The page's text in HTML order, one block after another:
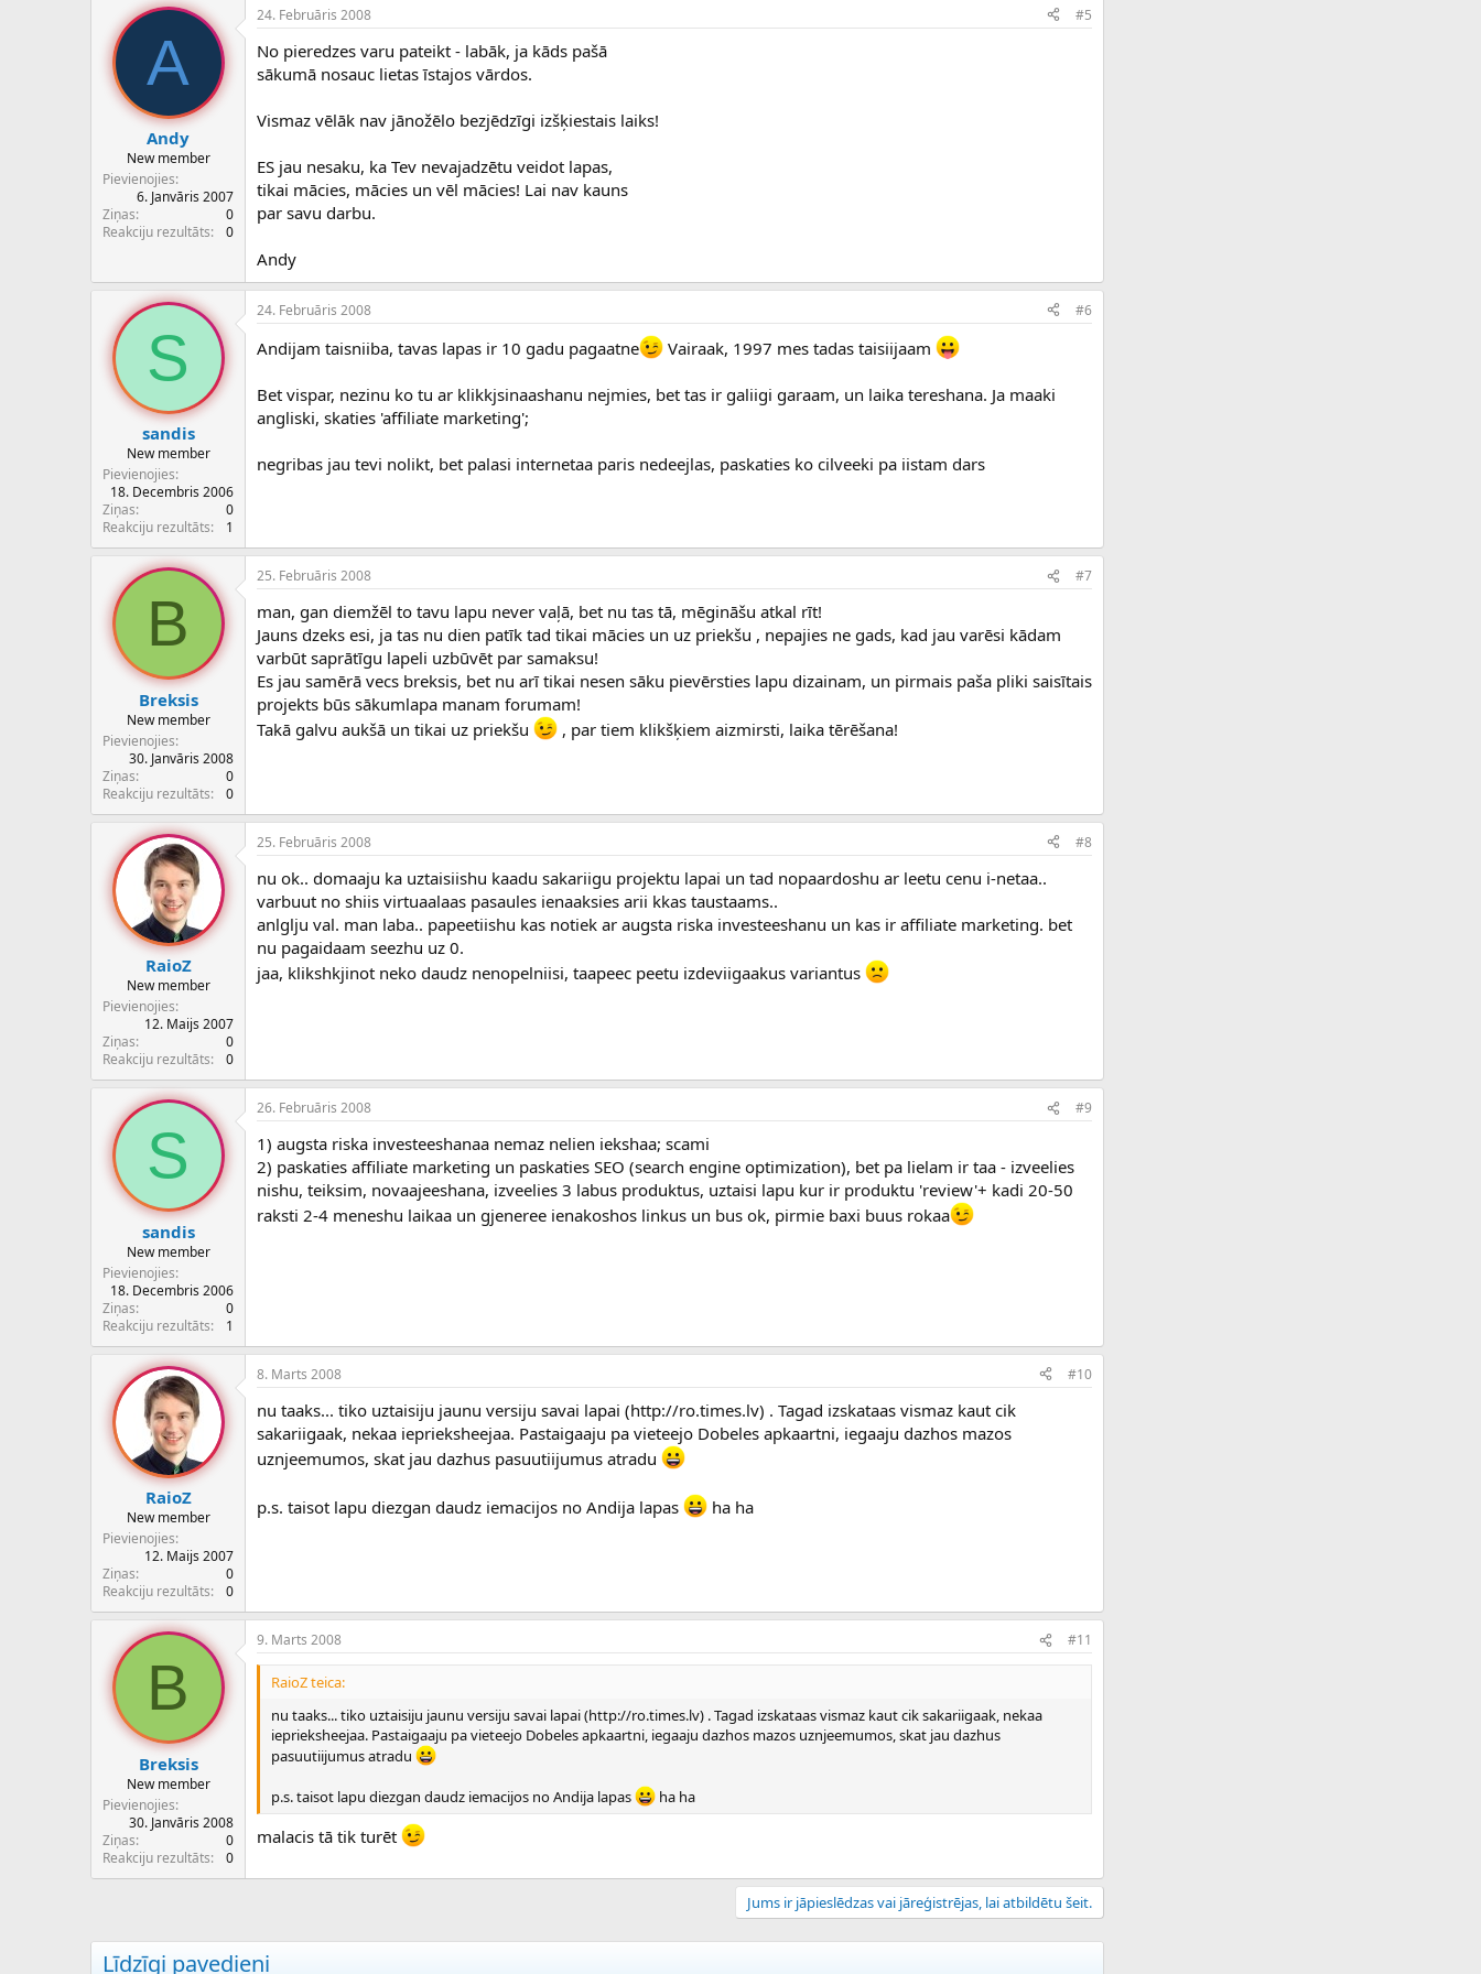
A
Andy
New member
Pievienojies
6. Janvāris 2007
Ziņas
0
Reakciju rezultāts
0
24. Februāris 2008 #5
No pieredzes varu pateikt - labāk, ja kāds pašā
sākumā nosauc lietas īstajos vārdos.
Vismaz vēlāk nav jānožēlo bezjēdzīgi izšķiestais laiks!
ES jau nesaku, ka Tev nevajadzētu veidot lapas,
tikai mācies, mācies un vēl mācies! Lai nav kauns
par savu darbu.
Andy
S
sandis
New member
Pievienojies
18. Decembris 2006
Ziņas
0
Reakciju rezultāts
1
24. Februāris 2008 #6
Andijam taisniiba, tavas lapas ir 10 gadu pagaatne Vairaak, 1997 mes tadas taisiijaam
Bet vispar, nezinu ko tu ar klikkjsinaashanu nejmies, bet tas ir galiigi garaam, un laika tereshana. Ja maaki
angliski, skaties 'affiliate marketing';
negribas jau tevi nolikt, bet palasi internetaa paris nedeejlas, paskaties ko cilveeki pa iistam dars
B
Breksis
New member
Pievienojies
30. Janvāris 2008
Ziņas
0
Reakciju rezultāts
0
25. Februāris 2008 #7
man, gan diemžēl to tavu lapu never vaļā, bet nu tas tā, mēgināšu atkal rīt!
Jauns dzeks esi, ja tas nu dien patīk tad tikai mācies un uz priekšu , nepajies ne gads, kad jau varēsi kādam
varbūt saprātīgu lapeli uzbūvēt par samaksu!
Es jau samērā vecs breksis, bet nu arī tikai nesen sāku pievērsties lapu dizainam, un pirmais paša pliki saisītais
projekts būs sākumlapa manam forumam!
Takā galvu aukšā un tikai uz priekšu
, par tiem klikšķiem aizmirsti, laika tērēšana!
RaioZ
New member
Pievienojies
12. Maijs 2007
Ziņas
0
Reakciju rezultāts
0
25. Februāris 2008 #8
nu ok.. domaaju ka uztaisiishu kaadu sakariigu projektu lapai un tad nopaardoshu ar leetu cenu i-netaa..
varbuut no shiis virtuaalaas pasaules ienaaksies arii kkas taustaams..
anlglju val. man laba.. papeetiishu kas notiek ar augsta riska investeeshanu un kas ir affiliate marketing. bet
nu pagaidaam seezhu uz 0.
jaa, klikshkjinot neko daudz nenopelniisi, taapeec peetu izdeviigaakus variantus
S
sandis
New member
Pievienojies
18. Decembris 2006
Ziņas
0
Reakciju rezultāts
1
26. Februāris 2008 #9
1) augsta riska investeeshanaa nemaz nelien iekshaa; scami
2) paskaties affiliate marketing un paskaties SEO (search engine optimization), bet pa lielam ir taa - izveelies
nishu, teiksim, novaajeeshana, izveelies 3 labus produktus, uztaisi lapu kur ir produktu 'review'+ kadi 20-50
raksti 2-4 meneshu laikaa un gjeneree ienakoshos linkus un bus ok, pirmie baxi buus rokaa
RaioZ
New member
Pievienojies
12. Maijs 2007
Ziņas
0
Reakciju rezultāts
0
8. Marts 2008 #10
nu taaks... tiko uztaisiju jaunu versiju savai lapai (http://ro.times.lv) . Tagad izskataas vismaz kaut cik
sakariigaak, nekaa ieprieksheejaa. Pastaigaaju pa vieteejo Dobeles apkaartni, iegaaju dazhos mazos
uznjeemumos, skat jau dazhus pasuutiijumus atradu
p.s. taisot lapu diezgan daudz iemacijos no Andija lapas ha ha
B
Breksis
New member
Pievienojies
30. Janvāris 2008
Ziņas
0
Reakciju rezultāts
0
9. Marts 2008 #11
RaioZ teica:
nu taaks... tiko uztaisiju jaunu versiju savai lapai (http://ro.times.lv) . Tagad izskataas vismaz kaut cik sakariigaak, nekaa
ieprieksheejaa. Pastaigaaju pa vieteejo Dobeles apkaartni, iegaaju dazhos mazos uznjeemumos, skat jau dazhus
pasuutiijumus atradu
p.s. taisot lapu diezgan daudz iemacijos no Andija lapas ha ha
malacis tā tik turēt
Jums ir jāpieslēdzas vai jāreģistrējas, lai atbildētu šeit.
Līdzīgi pavedieni